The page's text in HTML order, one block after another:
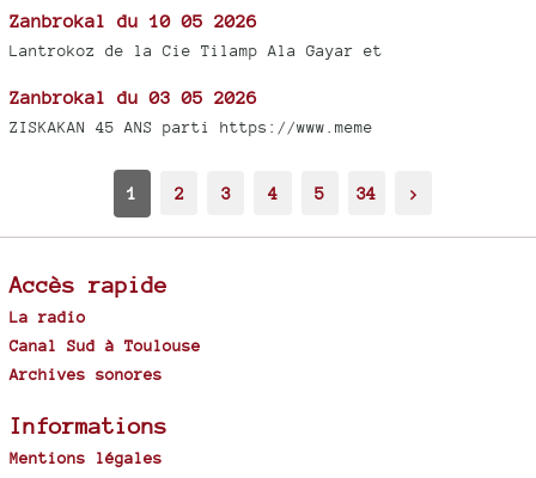
Zanbrokal du 10 05 2026
Lantrokoz de la Cie Tilamp Ala Gayar et
Zanbrokal du 03 05 2026
ZISKAKAN 45 ANS parti https://www.meme
1 2 3 4 5 34 >
Accès rapide
La radio
Canal Sud à Toulouse
Archives sonores
Informations
Mentions légales